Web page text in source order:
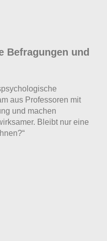
Befragungen und
aus Professoren mit
und machen
Bleibt nur eine